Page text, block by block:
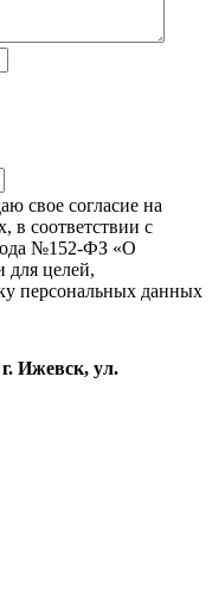
свое согласие на
в соответствии с
№152-ФЗ «О
для целей,
персональных данных
Ижевск, ул.